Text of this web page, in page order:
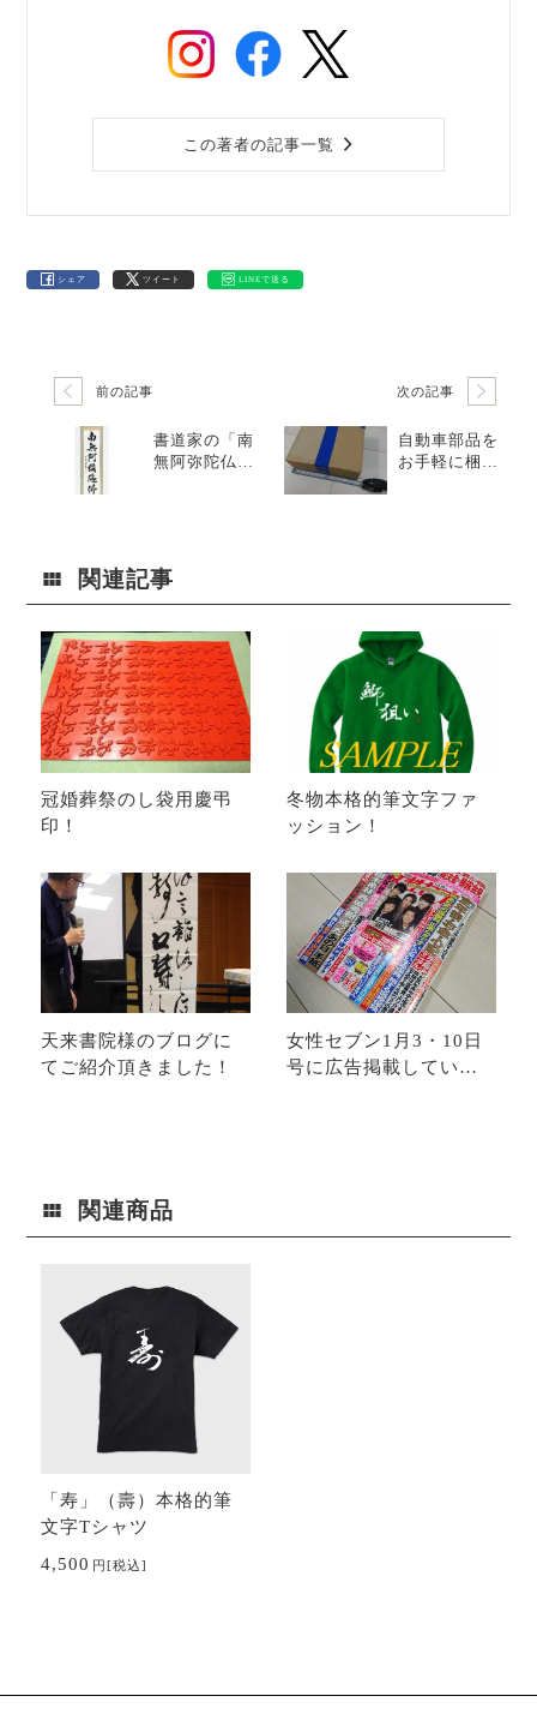
この著者の記事一覧
シェア ツイート LINEで送る
前の記事
書道家の「南
無阿弥陀仏」
次の記事
自動車部品を
お手軽に梱包
関連記事
冠婚葬祭のし袋用慶弔
印！
冬物本格的筆文字ファ
ッション！
天来書院様のブログに
てご紹介頂きました！
女性セブン1月3・10日
号に広告掲載していま
関連商品
「寿」（壽）本格的筆
文字Tシャツ
4,500 円[税込]